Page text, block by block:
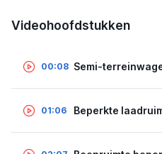
Videohoofdstukken
00:08 Semi-
01:06 Beperkte